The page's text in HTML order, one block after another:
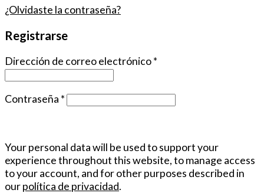
¿Olvidaste la contraseña?
Registrarse
Dirección de correo electrónico*
Contraseña *
Your personal data will be used to support your
experience throughout this website, to manage access
to your account, and for other purposes described in
ourpolítica de privacidad.